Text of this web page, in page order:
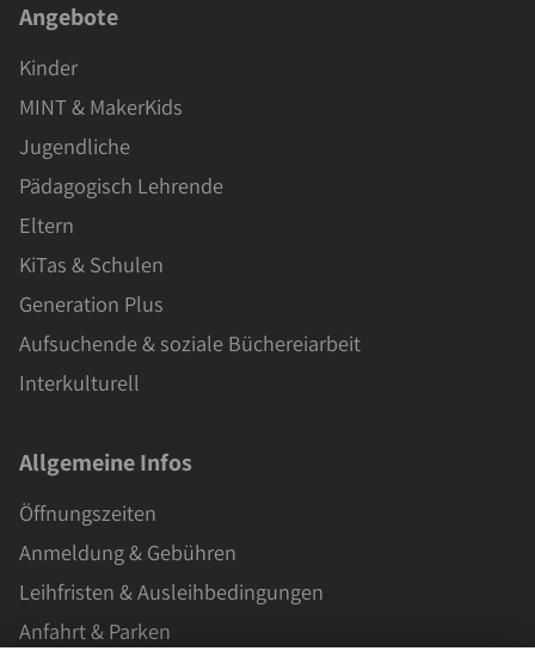
Angebote
Kinder
MINT & MakerKids
Jugendliche
Pädagogisch Lehrende
Eltern
KiTas & Schulen
Generation Plus
Aufsuchende & soziale Büchereiarbeit
Interkulturell
Allgemeine Infos
Öffnungszeiten
Anmeldung & Gebühren
Leihfristen & Ausleihbedingungen
Anfahrt & Parken